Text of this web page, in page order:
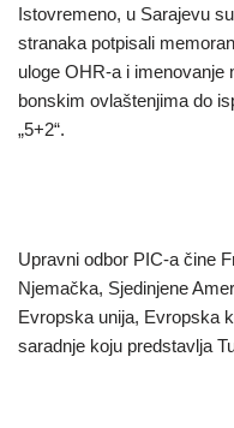
Istovremeno, u Sarajevu
stranaka potpisali
uloge OHR-a i imenovanje
bonskim ovlaštenjima do
„5+2“.
Upravni odbor PIC-a čine
Njemačka, Sjedinjene
Evropska unija, Evropska
saradnje koju predstavlja